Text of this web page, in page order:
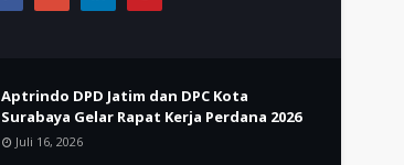
Aptrindo DPD Jatim dan DPC Kota
Surabaya Gelar Rapat Kerja Perdana 2026
Juli 16, 2026